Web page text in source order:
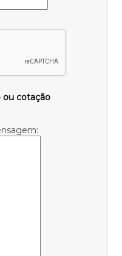
ou cotação